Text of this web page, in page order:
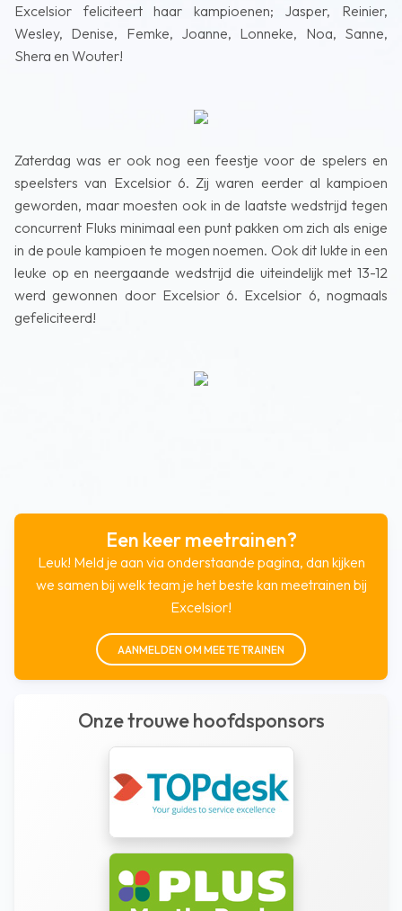
Excelsior feliciteert haar kampioenen; Jasper, Reinier,
Wesley, Denise, Femke, Joanne, Lonneke, Noa, Sanne,
Shera en Wouter!
Zaterdag was er ook nog een feestje voor de spelers en
speelsters van Excelsior 6. Zij waren eerder al kampioen
geworden, maar moesten ook in de laatste wedstrijd tegen
concurrent Fluks minimaal een punt pakken om zich als enige
in de poule kampioen te mogen noemen. Ook dit lukte in een
leuke op en neergaande wedstrijd die uiteindelijk met 13-12
werd gewonnen door Excelsior 6. Excelsior 6, nogmaals
gefeliciteerd!
Een keer meetrainen?
Leuk! Meld je aan via onderstaande pagina, dan kijken
we samen bij welk team je het beste kan meetrainen bij
Excelsior!
AANMELDEN OM MEE TE TRAINEN
Onze trouwe hoofdsponsors